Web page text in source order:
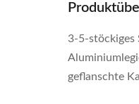
3-5-stöckiges
geflanschte